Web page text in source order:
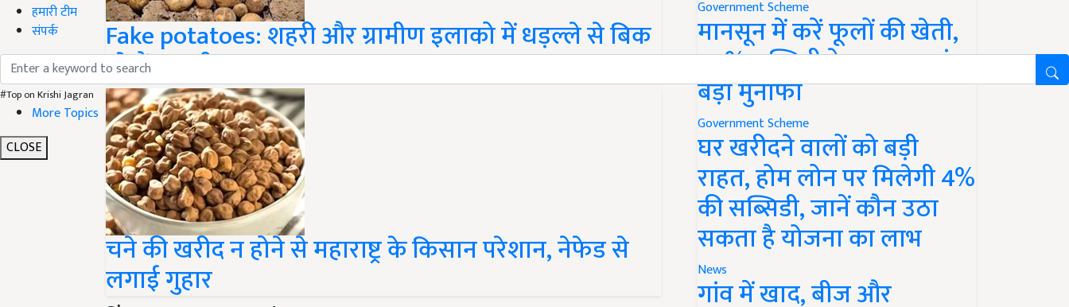
हमारी टीम
संपर्क
#Top on Krishi Jagran
More Topics
CLOSE
Fake potatoes: शहरी और ग्रामीण इलाको में धड़ल्ले से बिक
रहे हैं नकली आलू
चने की खरीद न होने से महाराष्ट्र के किसान परेशान, नेफेड से
लगाई गुहार
Share your comments
Government Scheme
मानसून में करें फूलों की खेती,
50% सब्सिडी के साथ कमाएं
बड़ा मुनाफा
Government Scheme
घर खरीदने वालों को बड़ी
राहत, होम लोन पर मिलेगी 4%
की सब्सिडी, जानें कौन उठा
सकता है योजना का लाभ
News
गांव में खाद, बीज और